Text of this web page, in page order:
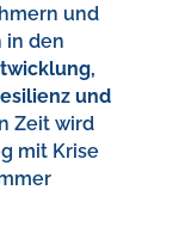
und
in den
und
Zeit wird
mit Krise